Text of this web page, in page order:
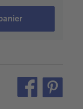
teilen